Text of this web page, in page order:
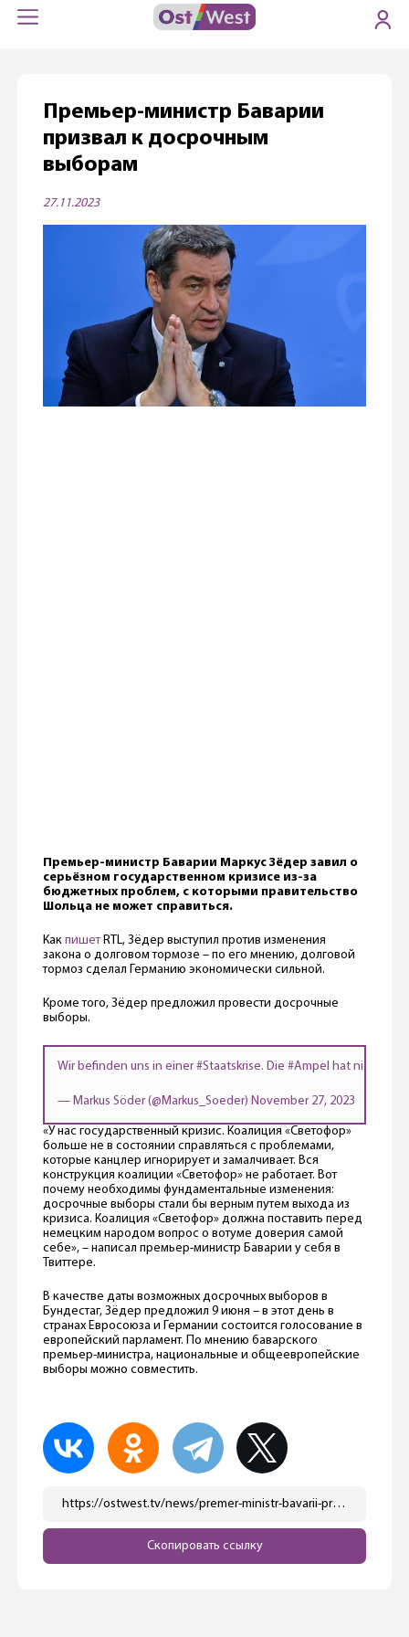
Премьер-министр Баварии
призвал к досрочным
выборам
27.11.2023
Премьер-министр Баварии Маркус Зёдер завил о
серьёзном государственном кризисе из-за
бюджетных проблем, с которыми правительство
Шольца не может справиться.
Как пишетRTL, Зёдер выступил против изменения
закона о долговом тормозе – по его мнению, долговой
тормоз сделал Германию экономически сильной.
Кроме того, Зёдер предложил провести досрочные
выборы.
Wir befinden uns in einer#Staatskrise. Die #Ampel hat nicht
— Markus Söder (@Markus_Soeder) November 27, 2023
«У нас государственный кризис. Коалиция «Светофор»
больше не в состоянии справляться с проблемами,
которые канцлер игнорирует и замалчивает. Вся
конструкция коалиции «Светофор» не работает. Вот
почему необходимы фундаментальные изменения:
досрочные выборы стали бы верным путем выхода из
кризиса. Коалиция «Светофор» должна поставить перед
немецким народом вопрос о вотуме доверия самой
себе», – написал премьер-министр Баварии у себя в
Твиттере.
В качестве даты возможных досрочных выборов в
Бундестаг, Зёдер предложил 9 июня – в этот день в
странах Евросоюза и Германии состоится голосование в
европейский парламент. По мнению баварского
премьер-министра, национальные и общеевропейские
выборы можно совместить.
https://ostwest.tv/news/premer-ministr-bavarii-prizval-k-dosrochnym-vyboram/
Скопировать ссылку